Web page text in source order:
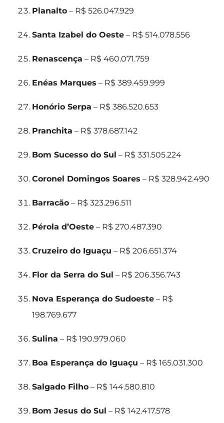
Planalto – R$ 526.047.929
Santa Izabel do Oeste – R$ 514.078.556
Renascença – R$ 460.071.759
Enéas Marques – R$ 389.459.999
Honório Serpa – R$ 386.520.653
Pranchita – R$ 378.687.142
Bom Sucesso do Sul – R$ 331.505.224
Coronel Domingos Soares – R$ 328.942.490
Barracão – R$ 323.296.511
Pérola d’Oeste – R$ 270.487.390
Cruzeiro do Iguaçu – R$ 206.651.374
Flor da Serra do Sul – R$ 206.356.743
Nova Esperança do Sudoeste – R$
198.769.677
Sulina – R$ 190.979.060
Boa Esperança do Iguaçu – R$ 165.031.300
Salgado Filho – R$ 144.580.810
Bom Jesus do Sul – R$ 142.417.578